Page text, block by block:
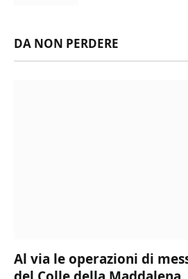
DA NON PERDERE
Al via le operazioni di